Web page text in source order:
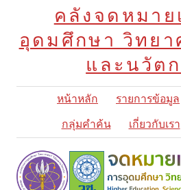
คลังจดหมาย
อุดมศึกษา วิทยา
และนวัต
หน้าหลัก รายการข้อมูล
กลุ่มคำค้น
เกี่ยวกับเรา